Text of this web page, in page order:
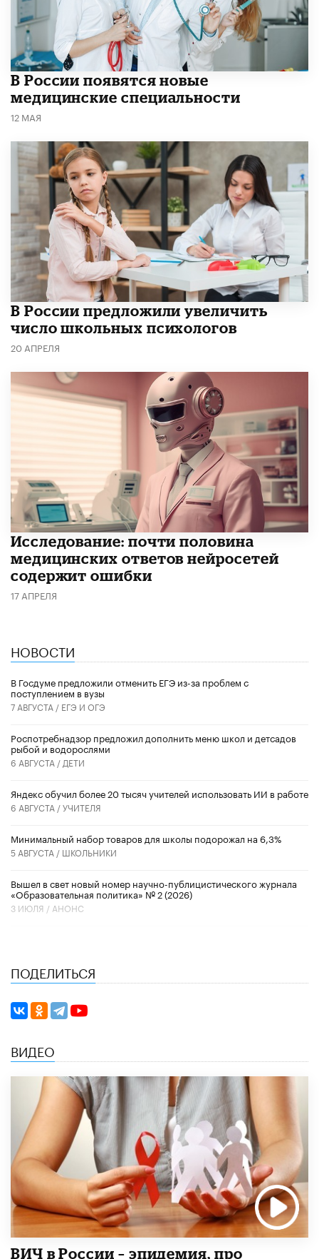
В России появятся новые
медицинские специальности
12 МАЯ
В России предложили увеличить
число школьных психологов
20 АПРЕЛЯ
Исследование: почти половина
медицинских ответов нейросетей
содержит ошибки
17 АПРЕЛЯ
НОВОСТИ
В Госдуме предложили отменить ЕГЭ из-за проблем с
поступлением в вузы
7 АВГУСТА / ЕГЭ И ОГЭ
Роспотребнадзор предложил дополнить меню школ и детсадов
рыбой и водорослями
6 АВГУСТА / ДЕТИ
​Яндекс обучил более 20 тысяч учителей использовать ИИ в работе
6 АВГУСТА /УЧИТЕЛЯ
Минимальный набор товаров для школы подорожал на 6,3%
5 АВГУСТА / ШКОЛЬНИКИ
Вышел в свет новый номер научно-публицистического журнала
«Образовательная политика» № 2 (2026)
3 ИЮЛЯ / АНОНС
ПОДЕЛИТЬСЯ
ВИДЕО
ВИЧ в России – эпидемия, про